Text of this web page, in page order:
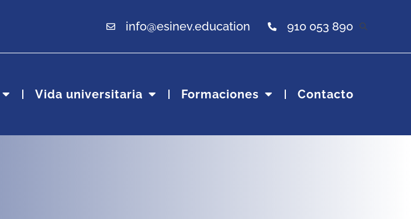
info@esinev.education 910 053 890
Vida universitaria Formaciones Contacto